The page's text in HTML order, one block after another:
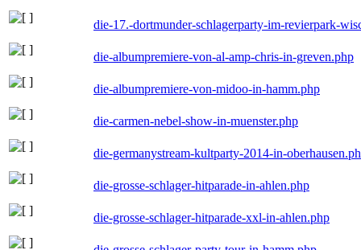
die-17.-dortmunder-schlagerparty-im-revierpark-
die-albumpremiere-von-al-amp-chris-in-greven.php
die-albumpremiere-von-midoo-in-hamm.php
die-carmen-nebel-show-in-muenster.php
die-germanystream-kultparty-2014-in-
die-grosse-schlager-hitparade-in-ahlen.php
die-grosse-schlager-hitparade-xxl-in-ahlen.php